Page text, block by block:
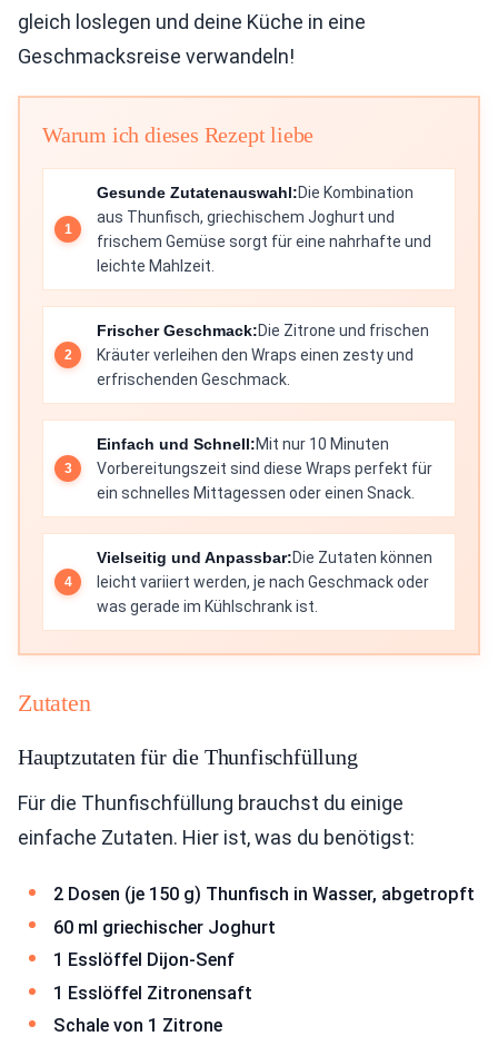
gleich loslegen und deine Küche in eine
Geschmacksreise verwandeln!
Warum ich dieses Rezept liebe
Gesunde Zutatenauswahl:Die Kombination
aus Thunfisch, griechischem Joghurt und
frischem Gemüse sorgt für eine nahrhafte und
leichte Mahlzeit.
Frischer Geschmack:Die Zitrone und frischen
Kräuter verleihen den Wraps einen zesty und
erfrischenden Geschmack.
Einfach und Schnell:Mit nur 10 Minuten
Vorbereitungszeit sind diese Wraps perfekt für
ein schnelles Mittagessen oder einen Snack.
Vielseitig und Anpassbar:Die Zutaten können
leicht variiert werden, je nach Geschmack oder
was gerade im Kühlschrank ist.
Zutaten
Hauptzutaten für die Thunfischfüllung
Für die Thunfischfüllung brauchst du einige
einfache Zutaten. Hier ist, was du benötigst:
2 Dosen (je 150 g) Thunfisch in Wasser, abgetropft
60 ml griechischer Joghurt
1 Esslöffel Dijon-Senf
1 Esslöffel Zitronensaft
Schale von 1 Zitrone